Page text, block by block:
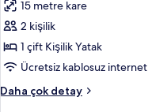
room
with
Balcony
&
Sea
View
15 metre kare
2 kişilik
1 çift Kişilik Yatak
Ücretsiz kablosuz internet
Daha çok detay
Standard